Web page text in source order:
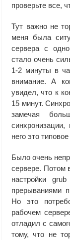
проверьте все,
Тут важно не
меня была
сервера с
стало очень
1-2 минуты в
внимание. А
увидел, что к
15 минут.
замечая
него это
Было очень
сервере. Потом
настройки
прерываниями
Но это
рабочем
отладил с
тому, что не